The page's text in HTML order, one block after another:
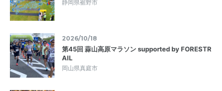
静岡県裾野市
2026/10/18
第45回 蒜山高原マラソン supported by FORESTR
AIL
岡山県真庭市